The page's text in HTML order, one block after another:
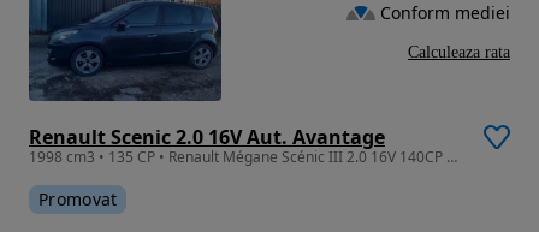
Renault Scenic 2.0 16V Aut. Avantage
1998 cm3 • 135 CP • Renault Mégane Scénic III 2.0 16V 140CP AUTOMAT PRIVILEGE -
Promovat
Conform mediei
Calculeaza rata